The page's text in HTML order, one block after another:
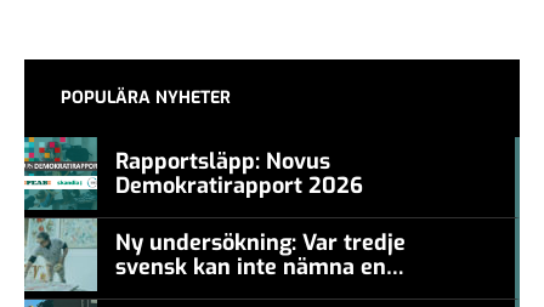
POPULÄRA NYHETER
Rapportsläpp: Novus
Demokratirapport 2026
Ny undersökning: Var tredje
svensk kan inte nämna en
levande konstnär